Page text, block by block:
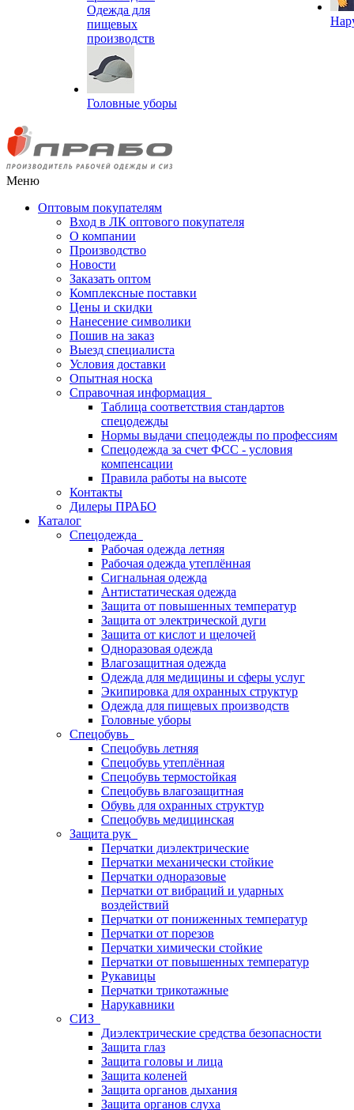
Одежда для
пищевых
производств
Головные уборы
Меню
Оптовым покупателям
Вход в ЛК оптового покупателя
О компании
Производство
Новости
Заказать оптом
Комплексные поставки
Цены и скидки
Нанесение символики
Пошив на заказ
Выезд специалиста
Условия доставки
Опытная носка
Справочная информация
Таблица соответствия стандартов
спецодежды
Нормы выдачи спецодежды по профессиям
Спецодежда за счет ФСС - условия
компенсации
Правила работы на высоте
Контакты
Дилеры ПРАБО
Каталог
Спецодежда
Рабочая одежда летняя
Рабочая одежда утеплённая
Сигнальная одежда
Антистатическая одежда
Защита от повышенных температур
Защита от электрической дуги
Защита от кислот и щелочей
Одноразовая одежда
Влагозащитная одежда
Одежда для медицины и сферы услуг
Экипировка для охранных структур
Одежда для пищевых производств
Головные уборы
Спецобувь
Спецобувь летняя
Спецобувь утеплённая
Спецобувь термостойкая
Спецобувь влагозащитная
Обувь для охранных структур
Спецобувь медицинская
Защита рук
Перчатки диэлектрические
Перчатки механически стойкие
Перчатки одноразовые
Перчатки от вибраций и ударных
воздействий
Перчатки от пониженных температур
Перчатки от порезов
Перчатки химически стойкие
Перчатки от повышенных температур
Рукавицы
Перчатки трикотажные
Нарукавники
СИЗ
Диэлектрические средства безопасности
Защита глаз
Защита головы и лица
Защита коленей
Защита органов дыхания
Защита органов слуха